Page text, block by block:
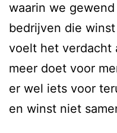
waarin we
bedrijven die
voelt het verdacht
meer doet voor
er wel iets voor
en winst niet